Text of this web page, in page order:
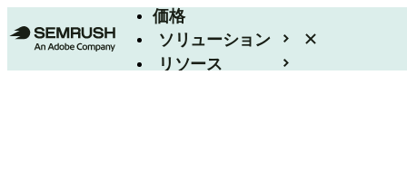
価格
ソリューション
リソース